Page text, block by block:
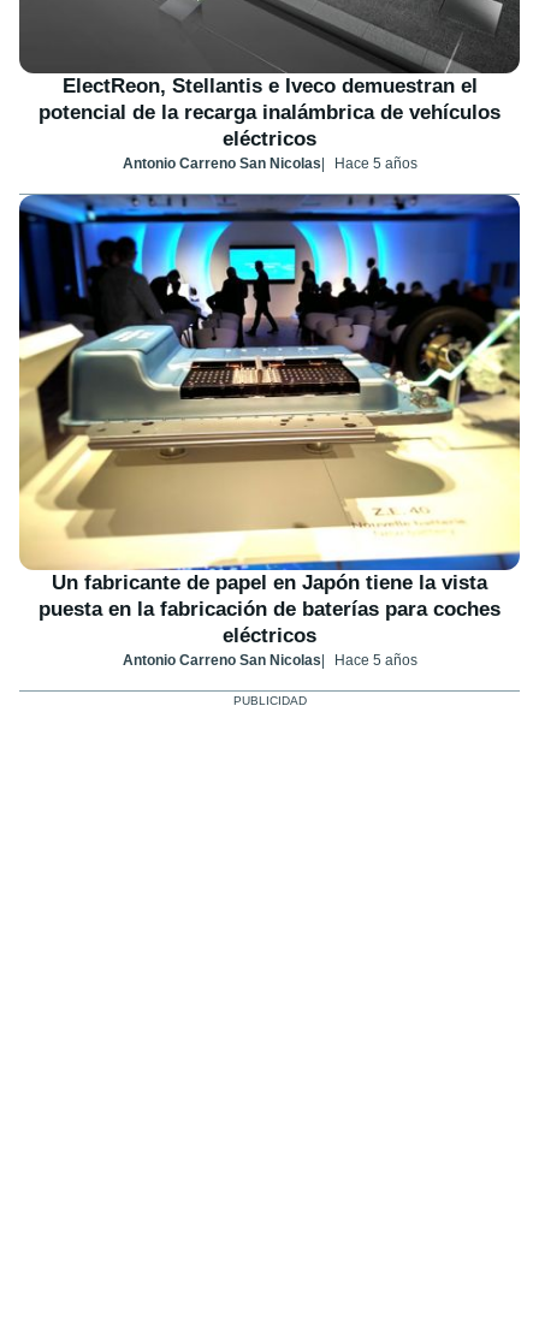
ElectReon, Stellantis e Iveco demuestran el
potencial de la recarga inalámbrica de vehículos
eléctricos
Antonio Carreno San Nicolas Hace 5 años
Un fabricante de papel en Japón tiene la vista
puesta en la fabricación de baterías para coches
eléctricos
Antonio Carreno San Nicolas Hace 5 años